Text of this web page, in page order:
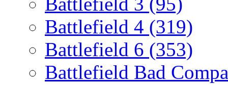
Battlefield 4 (319)
Battlefield 6 (353)
Battlefield Bad